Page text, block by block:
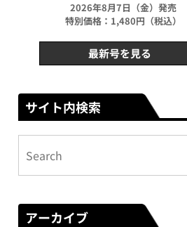
2026年8月7日（金）発売
特別価格：1,480円（税込）
最新号を見る
サイト内検索
アーカイブ